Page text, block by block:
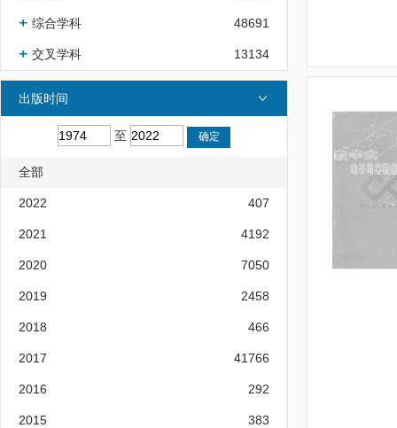
综合学科 48691
交叉学科 13134
出版时间
至
全部
2022 407
2021 4192
2020 7050
2019 2458
2018 466
2017 41766
2016 292
2015 383